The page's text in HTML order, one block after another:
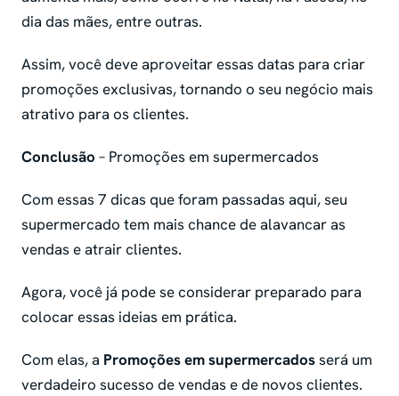
dia das mães, entre outras.
Assim, você deve aproveitar essas datas para criar
promoções exclusivas, tornando o seu negócio mais
atrativo para os clientes.
Conclusão – Promoções em supermercados
Com essas 7 dicas que foram passadas aqui, seu
supermercado tem mais chance de alavancar as
vendas e atrair clientes.
Agora, você já pode se considerar preparado para
colocar essas ideias em prática.
Com elas, a Promoções em supermercadosserá um
verdadeiro sucesso de vendas e de novos clientes.